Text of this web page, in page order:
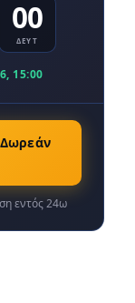
00
ΔΕΥΤ
15:00
εντός 24ω